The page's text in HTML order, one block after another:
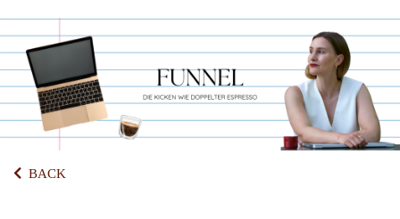
BACK